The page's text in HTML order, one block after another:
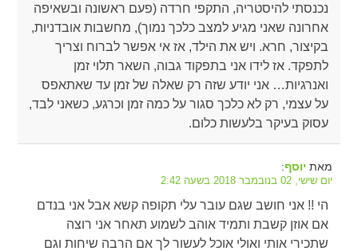
נכנסתי להיסטריה, התקפי חרדה (פעם ראשונה ובשאיפה
אחרונה שאני מגיע למצב כלכך נמוך), מחשבות אובדניות,
בקיצור, חרא. ויש את הילד, אז אי אפשר לברוח וצריך
לתפקד. אז לידו אני בתפקוד גבוה, השאר תלוי זמן
ואנרגיות… אני יודע שזה רק שאלה של זמן עד שאתאפס
על עצמי, רק לא כלכך סגור על כמה זמן וכרגע, כשאני לבד,
עסוק בעיקר בלעשות כלום.
מאת יוסף:
יום שישי, 02 בנובמבר 2018 בשעה 2:42
הי !! אני חושב שגם עובר עלי תקופה קשא אבל אני בנדם
אם אוזן קשבת ותמיד אוהב לשמוע תאחר אני רוצה
שתכירי אותי ואולי אוכל לעשור לך אם הרבה שיחות וגם